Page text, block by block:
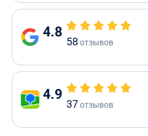
4.8
58 отзывов
4.9
37отзывов